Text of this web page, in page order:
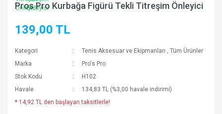
Pros Pro Kurbağa Figürü Tekli Titreşim Önleyici
139,00 TL
Kategori Tenis Aksesuar ve Ekipmanları ,Tüm Ürünler
Marka
Pro's Pro
Stok Kodu
H102
Havale
134,83 TL (%3,00 havale indirimi)
* 14,92 TL den başlayan taksitlerle!